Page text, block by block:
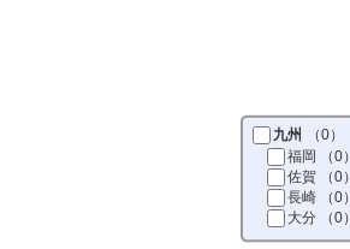
九州
（0）
福岡 （0）
佐賀 （0）
長崎 （0）
大分 （0）